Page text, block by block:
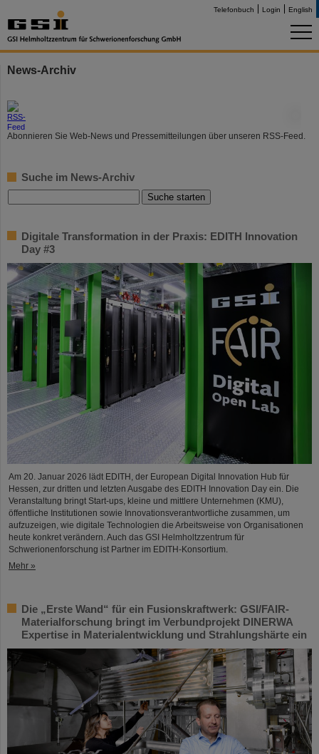
Telefonbuch Login English
News-Archiv
Abonnieren Sie Web-News und Pressemitteilungen über unseren RSS-Feed.
Suche im News-Archiv
Digitale Transformation in der Praxis: EDITH Innovation
Day #3
Am 20. Januar 2026 lädt EDITH, der European Digital Innovation Hub für
Hessen, zur dritten und letzten Ausgabe des EDITH Innovation Day ein. Die
Veranstaltung bringt Start-ups, kleine und mittlere Unternehmen (KMU),
öffentliche Institutionen sowie Innovationsverantwortliche zusammen, um
aufzuzeigen, wie digitale Technologien die Arbeitsweise von Organisationen
heute konkret verändern. Auch das GSI Helmholtzzentrum für
Schwerionenforschung ist Partner im EDITH-Konsortium.
Mehr »
Die „Erste Wand“ für ein Fusionskraftwerk: GSI/FAIR-
Materialforschung bringt im Verbundprojekt DINERWA
Expertise in Materialentwicklung und Strahlungshärte ein